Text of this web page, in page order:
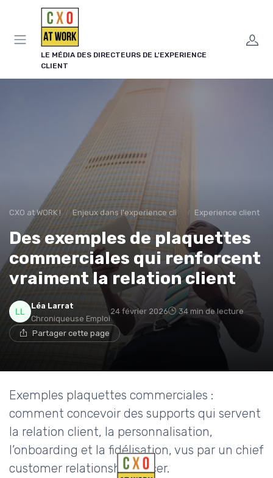
LE MÉDIA DES DIRECTEURS DE L'EXPERIENCE
CLIENT
CXO at WORK ! Enjeux dans l'experience client Experience client
Des exemples de plaquettes
commerciales qui renforcent
vraiment la relation client
Léa Larrat
Chroniqueuse Emploi
24 février 2026 34 min de lecture
Partager cette page
Exemples plaquettes commerciales :
comment concevoir des supports qui servent
la relation client, la personnalisation,
l’onboarding et la fidélisation, vus par un chief
customer relationship officer.
Panneau de gestion des cookies